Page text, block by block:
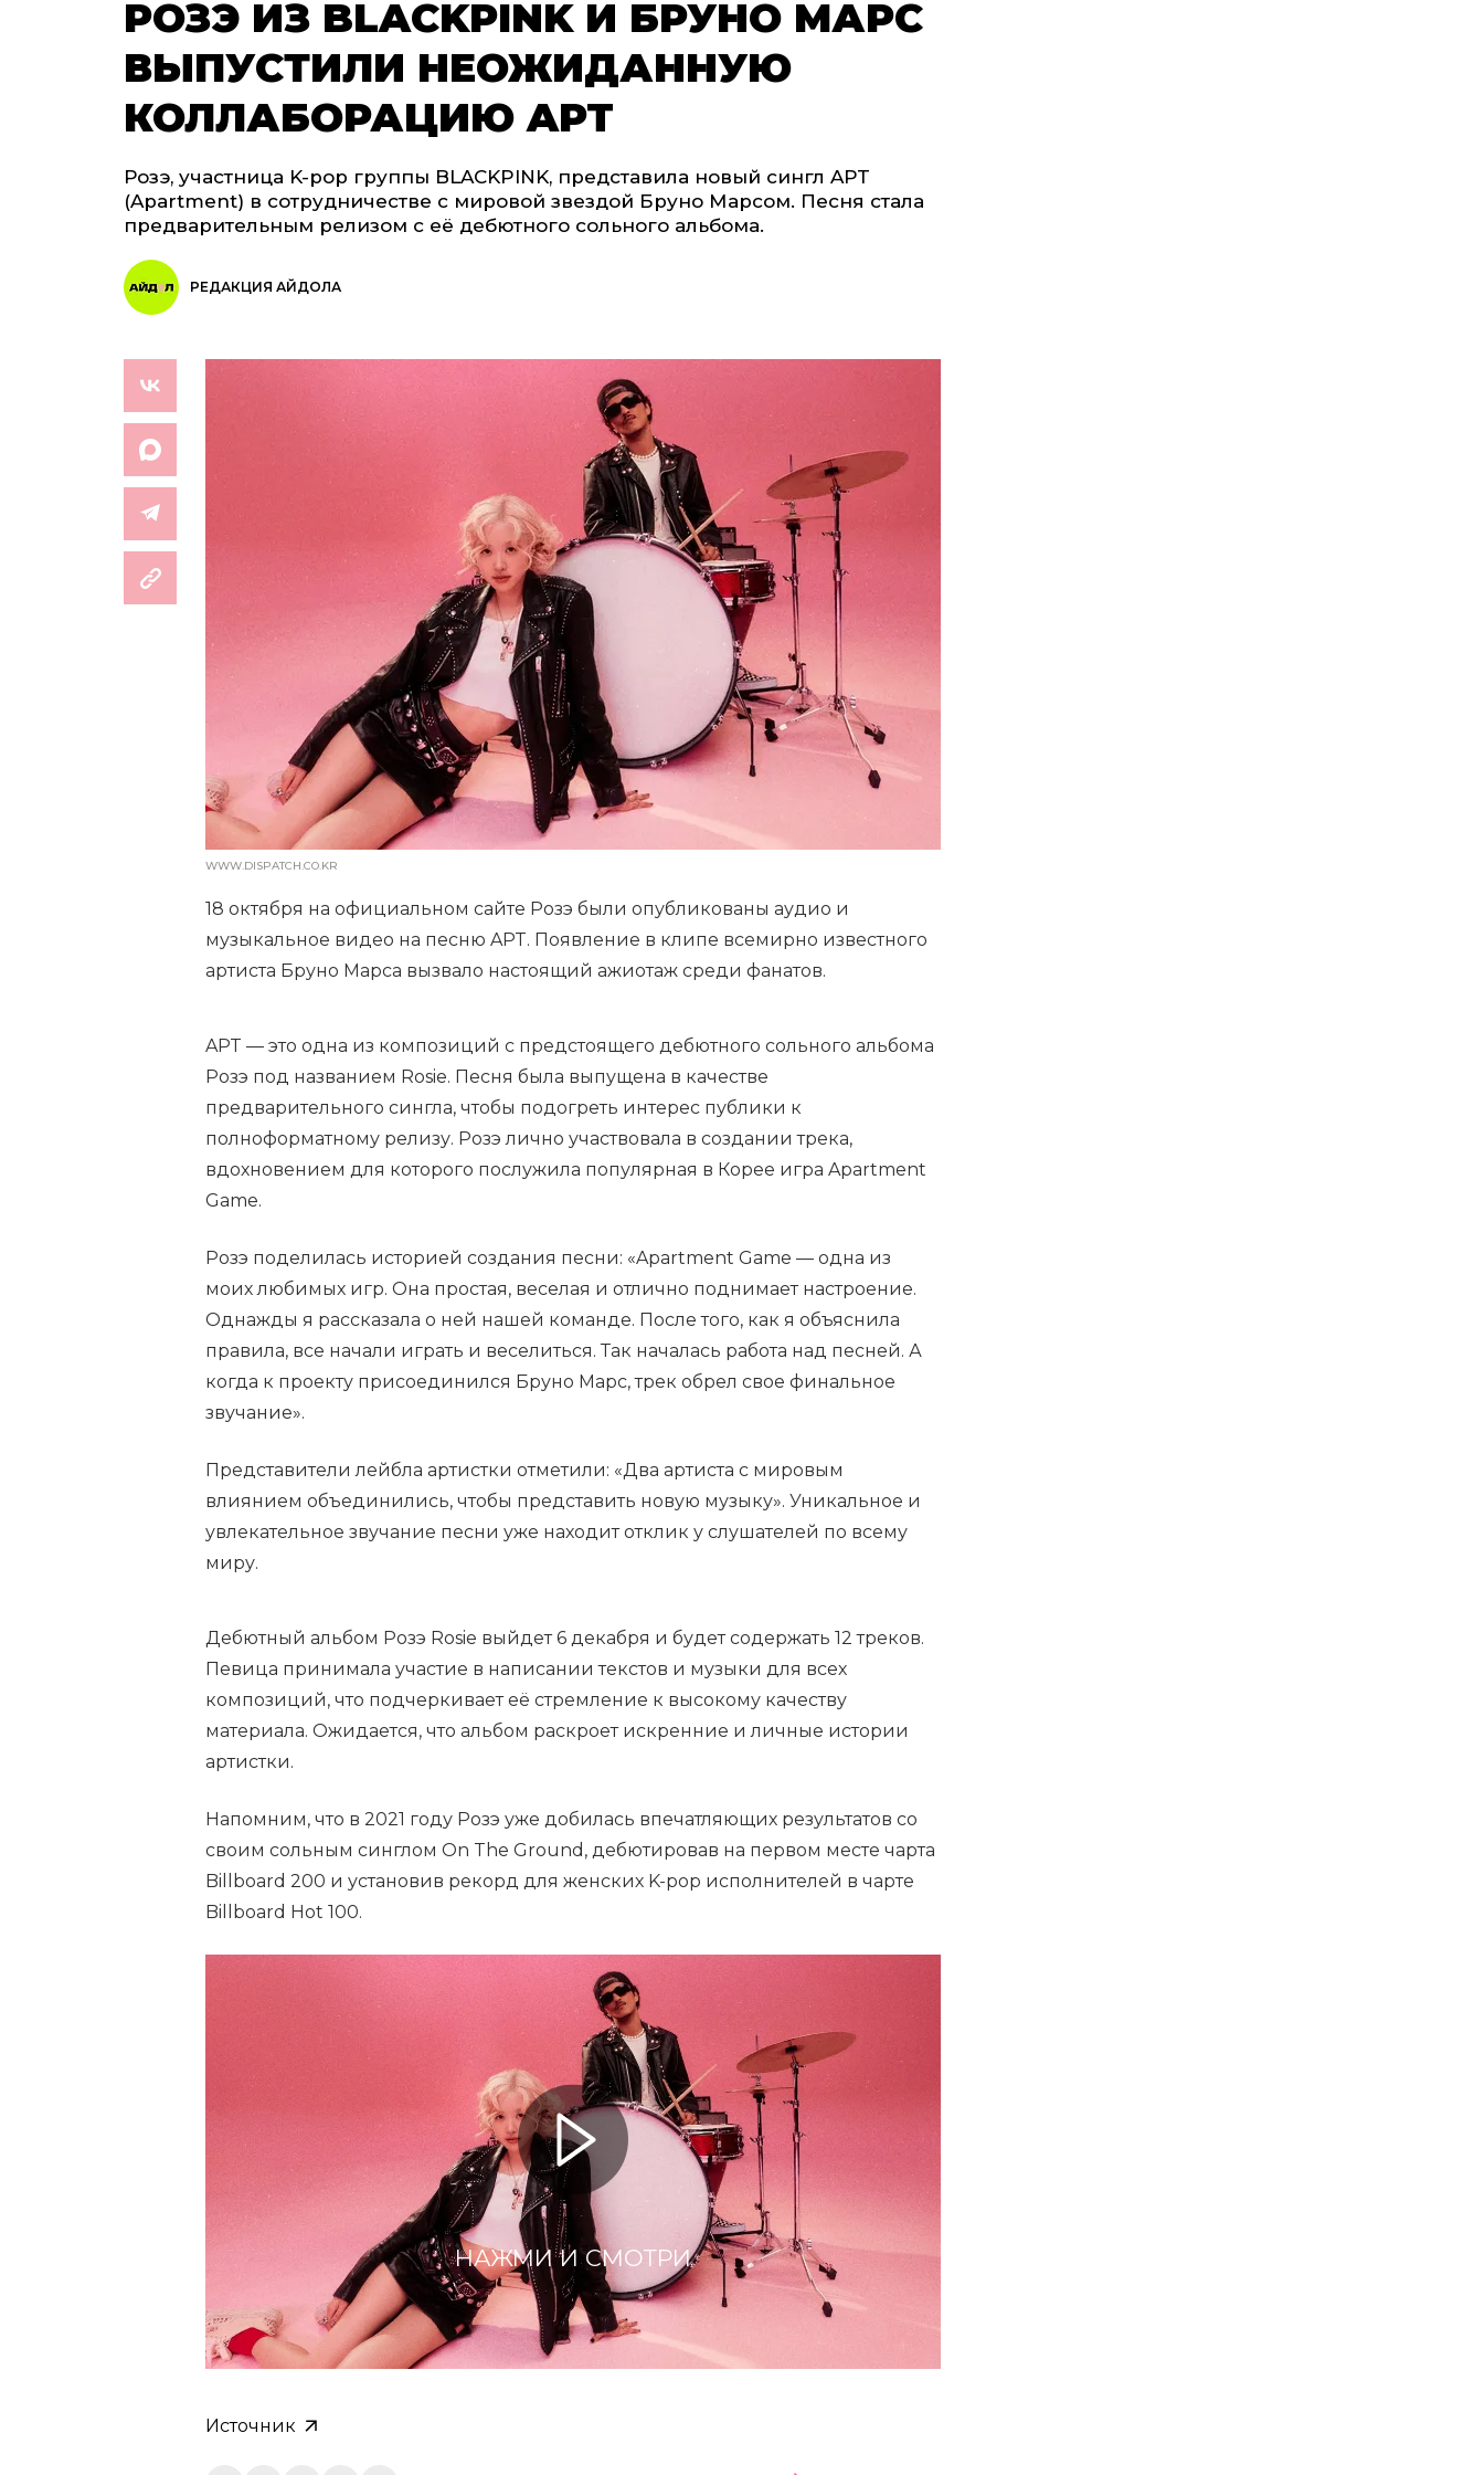
РОЗЭ ИЗ BLACKPINK И БРУНО МАРС
ВЫПУСТИЛИ НЕОЖИДАННУЮ
КОЛЛАБОРАЦИЮ APT
Розэ, участница K-pop группы BLACKPINK, представила новый сингл APT
(Apartment) в сотрудничестве с мировой звездой Бруно Марсом. Песня стала
предварительным релизом с её дебютного сольного альбома.
РЕДАКЦИЯ АЙДОЛА
WWW.DISPATCH.CO.KR
18 октября на официальном сайте Розэ были опубликованы аудио и
музыкальное видео на песню APT. Появление в клипе всемирно известного
артиста Бруно Марса вызвало настоящий ажиотаж среди фанатов.
APT — это одна из композиций с предстоящего дебютного сольного альбома
Розэ под названием Rosie. Песня была выпущена в качестве
предварительного сингла, чтобы подогреть интерес публики к
полноформатному релизу. Розэ лично участвовала в создании трека,
вдохновением для которого послужила популярная в Корее игра Apartment
Game.
Розэ поделилась историей создания песни: «Apartment Game — одна из
моих любимых игр. Она простая, веселая и отлично поднимает настроение.
Однажды я рассказала о ней нашей команде. После того, как я объяснила
правила, все начали играть и веселиться. Так началась работа над песней. А
когда к проекту присоединился Бруно Марс, трек обрел свое финальное
звучание».
Представители лейбла артистки отметили: «Два артиста с мировым
влиянием объединились, чтобы представить новую музыку». Уникальное и
увлекательное звучание песни уже находит отклик у слушателей по всему
миру.
Дебютный альбом Розэ Rosie выйдет 6 декабря и будет содержать 12 треков.
Певица принимала участие в написании текстов и музыки для всех
композиций, что подчеркивает её стремление к высокому качеству
материала. Ожидается, что альбом раскроет искренние и личные истории
артистки.
Напомним, что в 2021 году Розэ уже добилась впечатляющих результатов со
своим сольным синглом On The Ground, дебютировав на первом месте чарта
Billboard 200 и установив рекорд для женских K-pop исполнителей в чарте
Billboard Hot 100.
НАЖМИ И СМОТРИ
Источник